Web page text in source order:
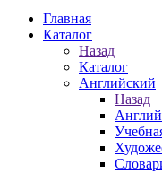
Главная
Каталог
Назад
Каталог
Английский
Назад